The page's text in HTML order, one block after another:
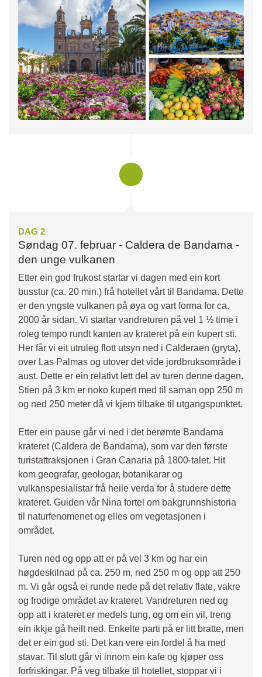
DAG 2
Søndag 07. februar - Caldera de Bandama -
den unge vulkanen
Etter ein god frukost startar vi dagen med ein kort
busstur (ca. 20 min.) frå hotellet vårt til Bandama. Dette
er den yngste vulkanen på øya og vart forma for ca.
2000 år sidan. Vi startar vandreturen på vel 1 ½ time i
roleg tempo rundt kanten av krateret på ein kupert sti.
Her får vi eit utruleg flott utsyn ned i Calderaen (gryta),
over Las Palmas og utover det vide jordbruksområde i
aust. Dette er ein relativt lett del av turen denne dagen.
Stien på 3 km er noko kupert med til saman opp 250 m
og ned 250 meter då vi kjem tilbake til utgangspunktet.
Etter ein pause går vi ned i det berømte Bandama
krateret (Caldera de Bandama), som var den første
turistattraksjonen i Gran Canaria på 1800-talet. Hit
kom geografar, geologar, botanikarar og
vulkanspesialistar frå heile verda for å studere dette
krateret. Guiden vår Nina fortel om bakgrunnshistoria
til naturfenomenet og elles om vegetasjonen i
området.
Turen ned og opp att er på vel 3 km og har ein
høgdeskilnad på ca. 250 m, ned 250 m og opp att 250
m. Vi går også ei runde nede på det relativ flate, vakre
og frodige området av krateret. Vandreturen ned og
opp att i krateret er medels tung, og om ein vil, treng
ein ikkje gå heilt ned. Enkelte parti på er litt bratte, men
det er ein god sti. Det kan vere ein fordel å ha med
stavar. Til slutt går vi innom ein kafe og kjøper oss
forfriskingar. På veg tilbake til hotellet, stoppar vi i